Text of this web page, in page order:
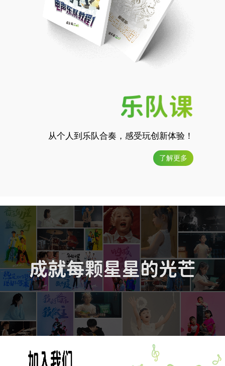
从个人到乐队合奏，感受玩创新体验！
了解更多